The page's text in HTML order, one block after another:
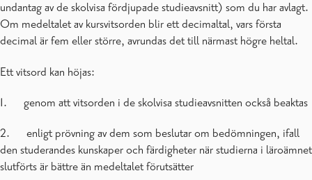
undantag av de skolvisa fördjupade studieavsnitt) som du har avlagt.
Om medeltalet av kursvitsorden blir ett decimaltal, vars första
decimal är fem eller större, avrundas det till närmast högre heltal.
Ett vitsord kan höjas:
1. genom att vitsorden i de skolvisa studieavsnitten också beaktas
2. enligt prövning av dem som beslutar om bedömningen, ifall
den studerandes kunskaper och färdigheter när studierna i läroämnet
slutförts är bättre än medeltalet förutsätter